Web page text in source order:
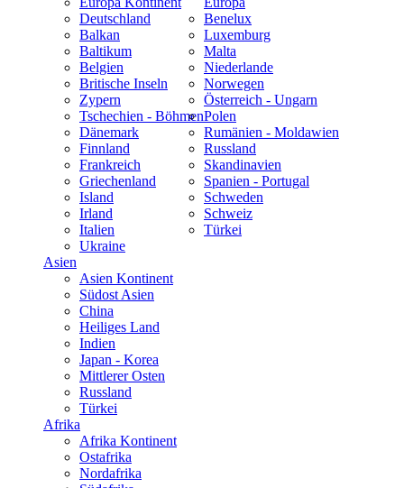
Deutschland
Balkan
Baltikum
Belgien
Britische Inseln
Zypern
Tschechien - Böhmen
Dänemark
Finnland
Frankreich
Griechenland
Island
Irland
Italien
Benelux
Luxemburg
Malta
Niederlande
Norwegen
Österreich - Ungarn
Polen
Rumänien - Moldawien
Russland
Skandinavien
Spanien - Portugal
Schweden
Schweiz
Türkei
Ukraine
Asien
Asien Kontinent
Südost Asien
China
Heiliges Land
Indien
Japan - Korea
Mittlerer Osten
Russland
Türkei
Afrika
Afrika Kontinent
Ostafrika
Nordafrika